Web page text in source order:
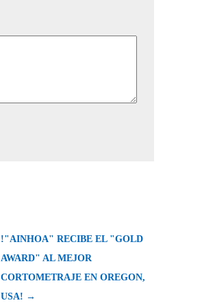
!"AINHOA" RECIBE EL "GOLD
AWARD" AL MEJOR
CORTOMETRAJE EN OREGON,
USA! →